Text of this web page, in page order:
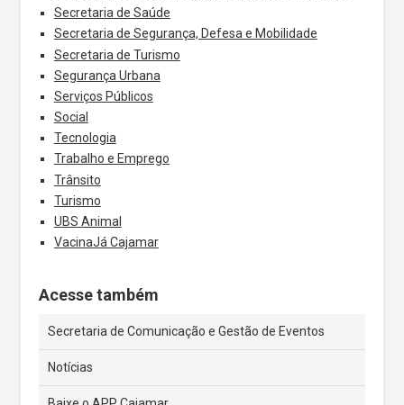
Secretaria de Saúde
Secretaria de Segurança, Defesa e Mobilidade
Secretaria de Turismo
Segurança Urbana
Serviços Públicos
Social
Tecnologia
Trabalho e Emprego
Trânsito
Turismo
UBS Animal
VacinaJá Cajamar
Acesse também
Secretaria de Comunicação e Gestão de Eventos
Notícias